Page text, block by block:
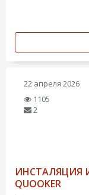
22 апреля 2026
1105
2
ИНСТАЛЯЦИЯ
QUOOKER